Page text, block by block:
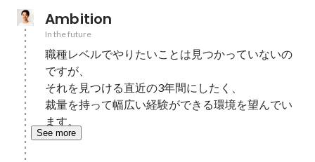
Ambition
In the future
職種レベルでやりたいことは見つかっていないの
ですが、
それを見つける直近の3年間にしたく、
裁量を持って幅広い経験ができる環境を望んでい
ます。
See more